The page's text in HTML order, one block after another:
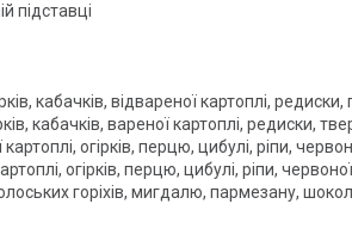
підставці
кабачків, відвареної картоплі,
кабачків, вареної картоплі, редиски,
огірків, перцю, цибулі, ріпи,
огірків, перцю, цибулі, ріпи,
горіхів, мигдалю, пармезану,